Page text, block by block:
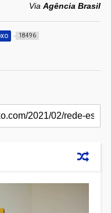
ViaAgência Brasil
18496